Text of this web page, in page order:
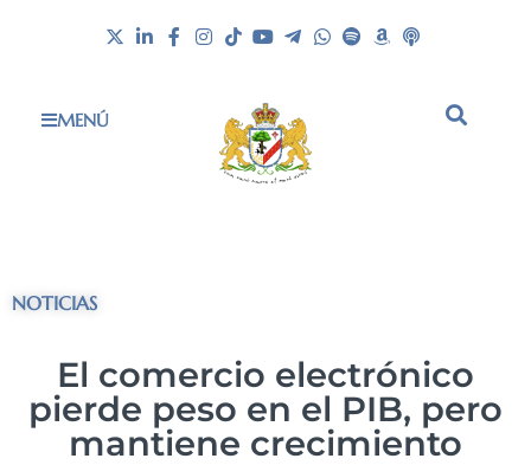
MENÚ
NOTICIAS
El comercio electrónico
pierde peso en el PIB, pero
mantiene crecimiento